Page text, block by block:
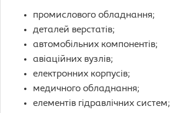
промислового обладнання;
деталей верстатів;
автомобільних компонентів;
авіаційних вузлів;
електронних корпусів;
медичного обладнання;
елементів гідравлічних систем;